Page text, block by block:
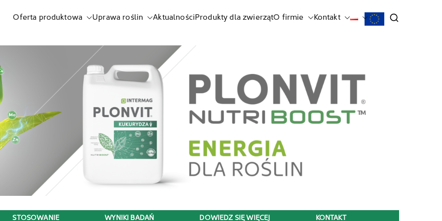
i biostymulatorów
Oferta produktowa Uprawa roślin AktualnościProdukty dla zwierzątO firmie Kontakt
STOSOWANIE WYNIKI BADAŃ DOWIEDZ SIĘ WIĘCEJ KONTAKT